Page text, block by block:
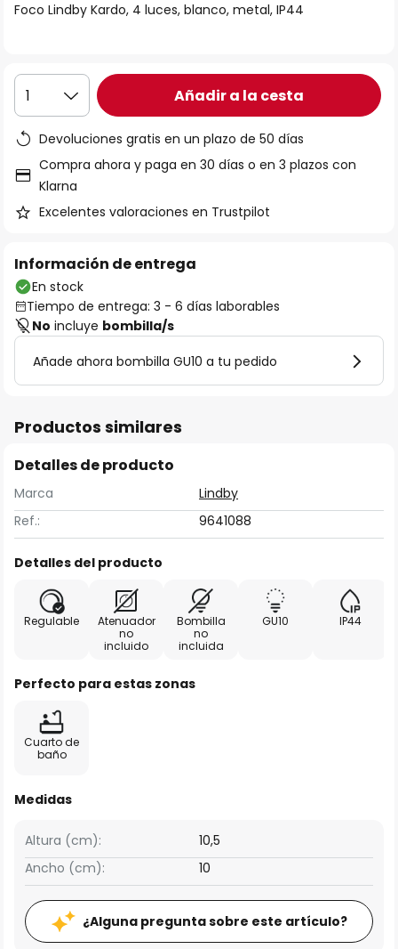
galería
Foco Lindby Kardo, 4 luces, blanco, metal, IP44
1 Añadir a la cesta
Devoluciones gratis en un plazo de 50 días
Compra ahora y paga en 30 días o en 3 plazos con
Klarna
Excelentes valoraciones en Trustpilot
Información de entrega
En stock
Tiempo de entrega: 3 - 6 días laborables
No incluye bombilla/s
Añade ahora bombilla GU10 a tu pedido
Productos similares
Detalles de producto
Marca
Lindby
Ref.:
9641088
Detalles del producto
Regulable
Atenuador
no
incluido
Bombilla
no
incluida
GU10 IP44
Perfecto para estas zonas
Cuarto de
baño
Medidas
Ancho (cm): 10
Altura (cm): 10,5
¿Alguna pregunta sobre este artículo?